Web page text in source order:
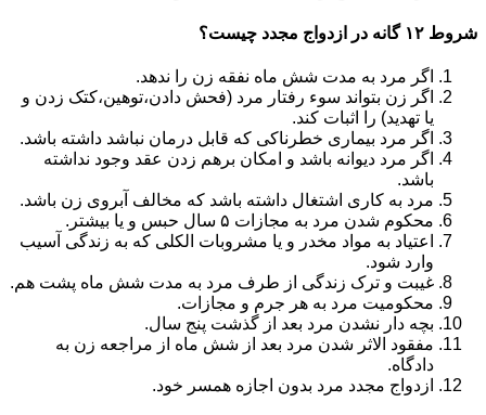
شروط ۱۲ گانه در ازدواج مجدد چیست؟
اگر مرد به مدت شش ماه نفقه زن را ندهد.
اگر زن بتواند سوء رفتار مرد (فحش دادن،توهین،کتک زدن و
یا تهدید) را اثبات کند.
اگر مرد بیماری خطرناکی که قابل درمان نباشد داشته باشد.
اگر مرد دیوانه باشد و امکان برهم زدن عقد وجود نداشته
باشد.
مرد به کاری اشتغال داشته باشد که مخالف آبروی زن باشد.
محکوم شدن مرد به مجازات ۵ سال حبس و یا بیشتر.
اعتیاد به مواد مخدر و یا مشروبات الکلی که به زندگی آسیب
وارد شود.
غیبت و ترک زندگی از طرف مرد به مدت شش ماه پشت هم.
محکومیت مرد به هر جرم و مجازات.
بچه دار نشدن مرد بعد از گذشت پنج سال.
مفقود الاثر شدن مرد بعد از شش ماه از مراجعه زن به
دادگاه.
ازدواج مجدد مرد بدون اجازه همسر خود.